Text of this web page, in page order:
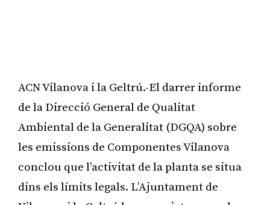
ACN Vilanova i la Geltrú.-El darrer informe
de la Direcció General de Qualitat
Ambiental de la Generalitat (DGQA) sobre
les emissions de Componentes Vilanova
conclou que l’activitat de la planta se situa
dins els límits legals. L’Ajuntament de